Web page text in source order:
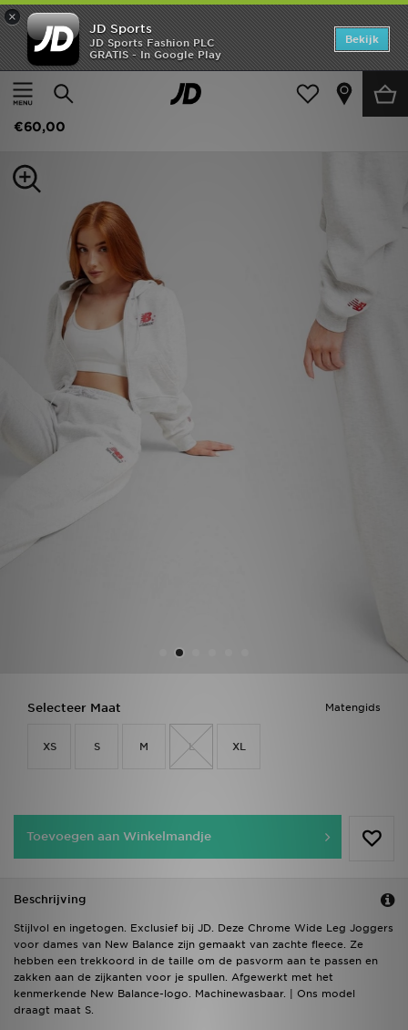
×
JD Sports
JD Sports Fashion PLC
GRATIS - In Google Play
Bekijk
Thuis
Dames Dameskleding Joggingbroeken
New Balance Chrome Wide Leg Joggers
€60,00
Matengids
Selecteer Maat
XS S M L XL
Toevoegen aan Winkelmandje
Beschrijving
Stijlvol en ingetogen. Exclusief bij JD. Deze Chrome Wide Leg Joggers
voor dames van New Balance zijn gemaakt van zachte fleece. Ze
hebben een trekkoord in de taille om de pasvorm aan te passen en
zakken aan de zijkanten voor je spullen. Afgewerkt met het
kenmerkende New Balance-logo. Machinewasbaar. | Ons model
draagt maat S.
Home
Offers
Dames
Collecties
Voetbal
Merken
Vind een winkel
Mijn JD